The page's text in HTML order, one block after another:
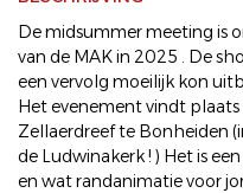
De midsummer meeting is
van de MAK in 2025 . De
een vervolg moeilijk kon
Het evenement vindt
Zellaerdreef te Bonheiden
de Ludwinakerk ! ) Het is
en wat randanimatie voor